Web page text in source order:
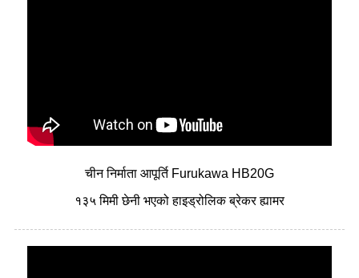
चीन निर्माता आपूर्ति Furukawa HB20G
१३५ मिमी छेनी भएको हाइड्रोलिक ब्रेकर ह्यामर